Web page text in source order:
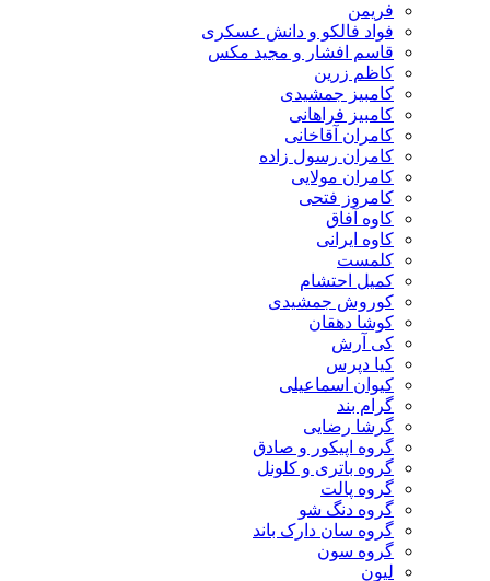
فواد فالکو و دانش عسکری
قاسم افشار و مجید مکس
کاظم زرین
کامبیز جمشیدی
کامبیز فراهانی
کامران آقاخانی
کامران رسول زاده
کامران مولایی
کامروز فتحی
کاوه آفاق
کاوه ایرانی
کلمست
کمیل احتشام
کوروش جمشیدی
کوشا دهقان
کی آرش
کیا دپرس
کیوان اسماعیلی
گرام بند
گرشا رضایی
گروه اپیکور و صادق
گروه باتری و کلونل
گروه پالت
گروه دنگ شو
گروه سان دارک باند
گروه سون